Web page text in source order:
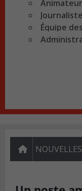
Équipe
NOUVELLES